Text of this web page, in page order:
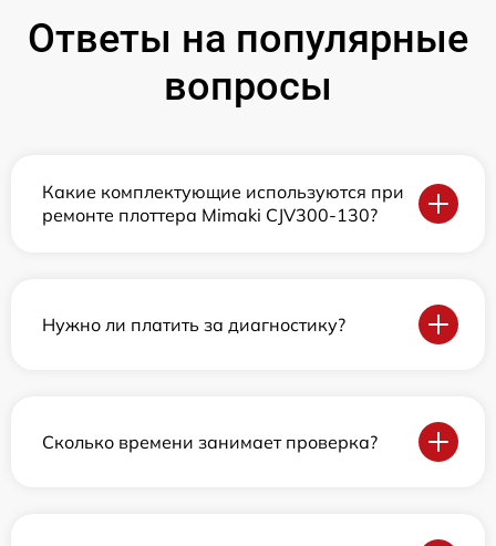
Ответы на популярные
вопросы
Какие комплектующие используются при
ремонте плоттера Mimaki CJV300-130?
Нужно ли платить за диагностику?
Сколько времени занимает проверка?